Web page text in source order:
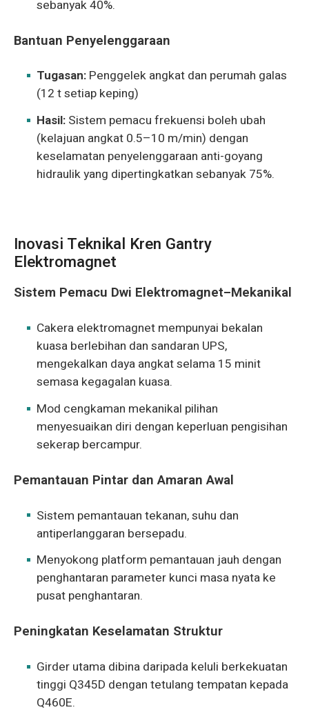
sebanyak 40%.
Bantuan Penyelenggaraan
Tugasan: Penggelek angkat dan perumah galas
(12 t setiap keping)
Hasil: Sistem pemacu frekuensi boleh ubah
(kelajuan angkat 0.5–10 m/min) dengan
keselamatan penyelenggaraan anti-goyang
hidraulik yang dipertingkatkan sebanyak 75%.
Inovasi Teknikal Kren Gantry
Elektromagnet
Sistem Pemacu Dwi Elektromagnet–Mekanikal
Cakera elektromagnet mempunyai bekalan
kuasa berlebihan dan sandaran UPS,
mengekalkan daya angkat selama 15 minit
semasa kegagalan kuasa.
Mod cengkaman mekanikal pilihan
menyesuaikan diri dengan keperluan pengisihan
sekerap bercampur.
Pemantauan Pintar dan Amaran Awal
Sistem pemantauan tekanan, suhu dan
antiperlanggaran bersepadu.
Menyokong platform pemantauan jauh dengan
penghantaran parameter kunci masa nyata ke
pusat penghantaran.
Peningkatan Keselamatan Struktur
Girder utama dibina daripada keluli berkekuatan
tinggi Q345D dengan tetulang tempatan kepada
Q460E.